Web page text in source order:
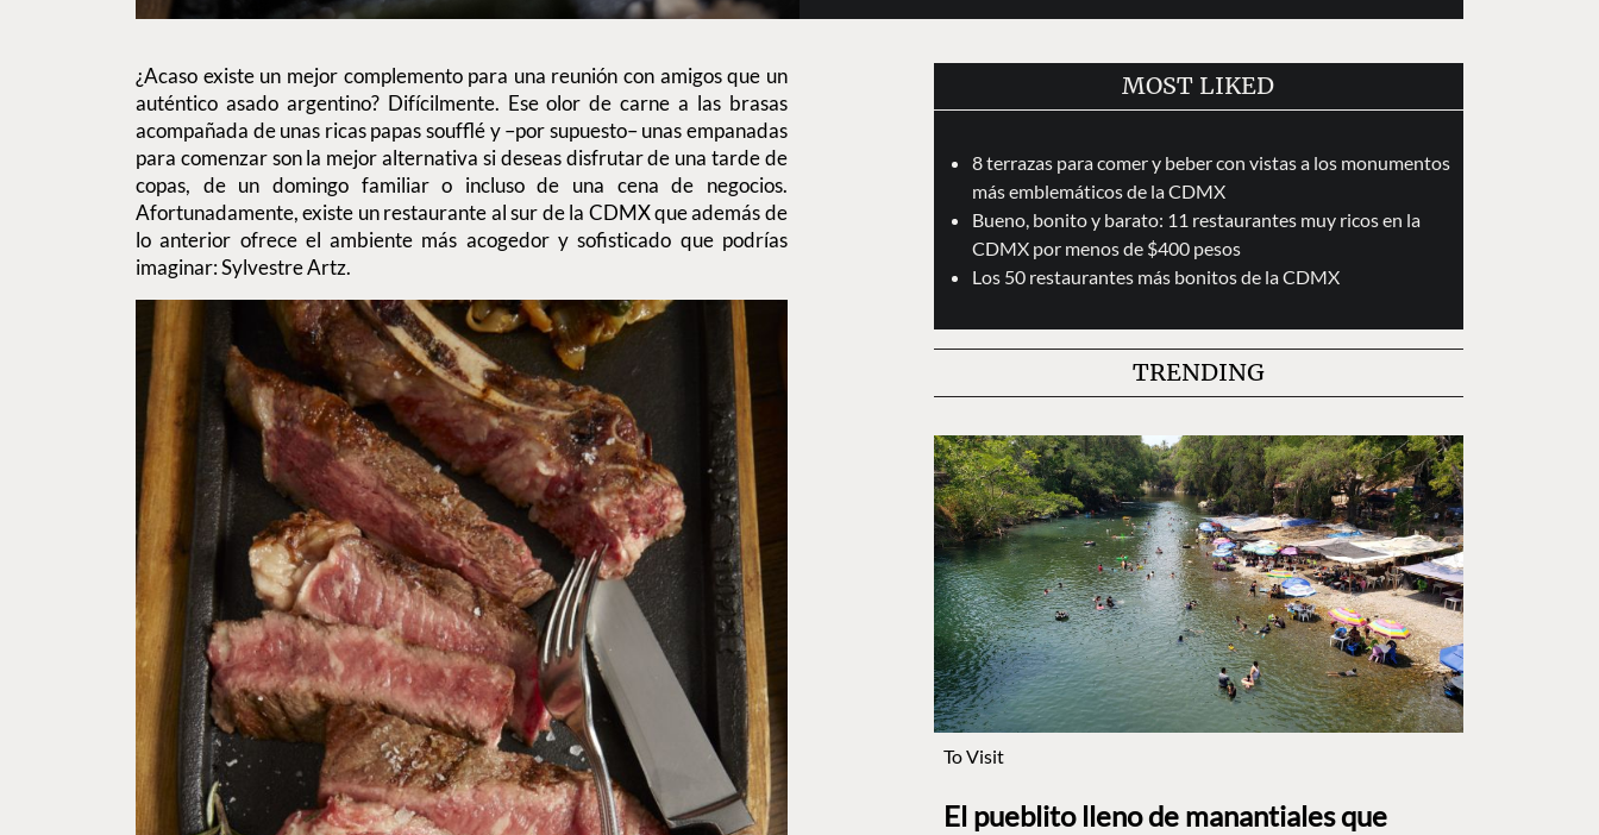
¿Acaso existe un mejor complemento para una reunión con amigos que un
auténtico asado argentino? Difícilmente. Ese olor de carne a las brasas
acompañada de unas ricas papas soufflé y –por supuesto– unas empanadas
para comenzar son la mejor alternativa si deseas disfrutar de una tarde de
copas, de un domingo familiar o incluso de una cena de negocios.
Afortunadamente, existe un restaurante al sur de la CDMX que además de
lo anterior ofrece el ambiente más acogedor y sofisticado que podrías
imaginar: Sylvestre Artz.
MOST LIKED
8 terrazas para comer y beber con vistas a los monumentos
más emblemáticos de la CDMX
Bueno, bonito y barato: 11 restaurantes muy ricos en la
CDMX por menos de $400 pesos
Los 50 restaurantes más bonitos de la CDMX
TRENDING
To Visit
El pueblito lleno de manantiales que